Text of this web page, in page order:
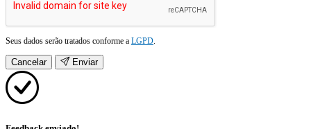
Seus dados serão tratados conforme a LGPD
Cancelar Enviar